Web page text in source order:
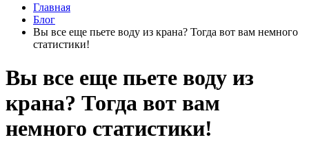
Главная
Блог
Вы все еще пьете воду из крана? Тогда вот вам немного
статистики!
Вы все еще пьете воду из
крана? Тогда вот вам
немного статистики!